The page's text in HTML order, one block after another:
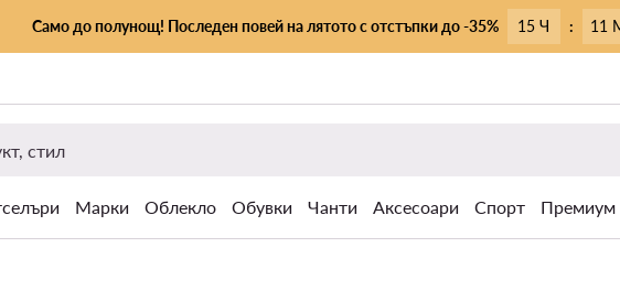
Само до полунощ! Последен повей на лятото с отстъпки до -35% 15 Ч : 11
Марки Облекло Обувки Чанти Аксесоари Спорт Премиум